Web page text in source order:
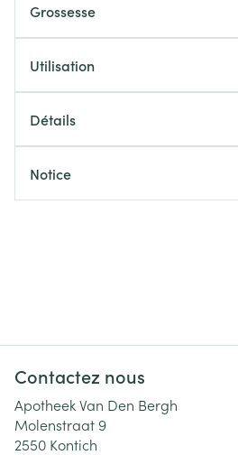
Grossesse
Utilisation
Détails
Notice
Contactez nous
Apotheek Van Den Bergh
Molenstraat 9
2550 Kontich